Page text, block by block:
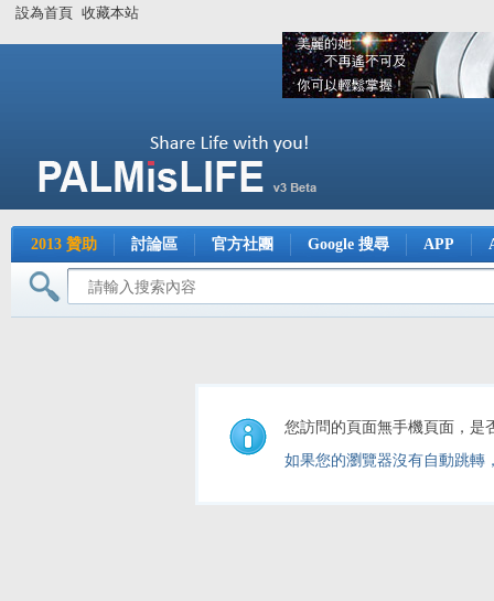
設為首頁 收藏本站
2013 贊助 討論區 官方社團 Google 搜尋 APP
您訪問的頁面無手機頁面，是
如果您的瀏覽器沒有自動跳轉